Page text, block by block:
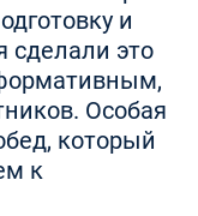
и
сделали это
Особая
который
к